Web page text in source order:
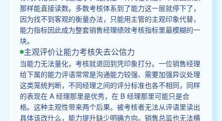
那样能直接读数。多数考核体系到了能力这一层就停下了，
因为找不到客观的衡量办法，只能用主管的主观印象代替，
能力指标因此成为整套销售经理绩效考核指标里最模糊的一
块。
主观评价让能力考核失去公信力
当能力无法量化，考核就退回到凭印象打分。一位销售经理
给下属的能力评语常常是沟通能力较强、需要加强异议处理
这类笼统判断，不同经理之间的评分标准也各不相同，同样
的表现在 A 经理那里是优秀，在 B 经理那里可能只是合
格。这种主观性带来两个后果。被考核者无法从评语里读出
具体该改什么，能力提升缺少明确方向。销售总监也无法横